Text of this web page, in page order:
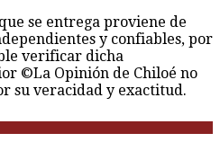
se entrega proviene de
y confiables, por
verificar dicha
©La Opinión de Chiloé no
su veracidad y exactitud.